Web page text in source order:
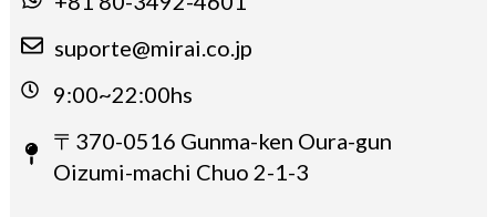
suporte@mirai.co.jp
9:00~22:00hs
〒370-0516 Gunma-ken Oura-gun
Oizumi-machi Chuo 2-1-3